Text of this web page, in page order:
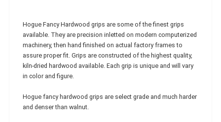
Hogue Fancy Hardwood grips are some of the finest grips
available. They are precision inletted on modern computerized
machinery, then hand finished on actual factory frames to
assure proper fit. Grips are constructed of the highest quality,
kiln-dried hardwood available. Each grip is unique and will vary
in color and figure.
Hogue fancy hardwood grips are select grade and much harder
and denser than walnut.